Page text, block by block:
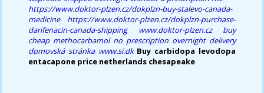
https://www.doktor-plzen.cz/dokplzn-buy-stalevo-canada-
medicine
https://www.doktor-plzen.cz/dokplzn-purchase-
darifenacin-canada-shipping
www.doktor-plzen.cz
buy
cheap methocarbamol no prescription overnight delivery
domovská stránka www.si.dk Buy carbidopa levodopa
entacapone price netherlands chesapeake